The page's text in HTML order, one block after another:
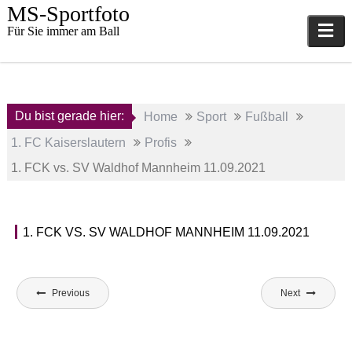
Skip
toMS-Sportfoto
Für Sie immer am Ball
Du bist gerade hier: Home Sport
Fußball
1. FC Kaiserslautern
Profis
1. FCK vs. SV Waldhof Mannheim 11.09.2021
September
P
1. FCK VS. SV WALDHOF MANNHEIM 11.09.2021
Beitragsnavigation
Previous Next